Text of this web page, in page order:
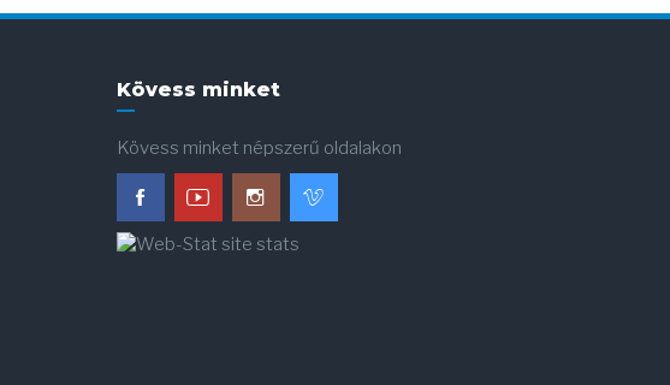
Kövess minket
Kövess minket népszerű oldalakon